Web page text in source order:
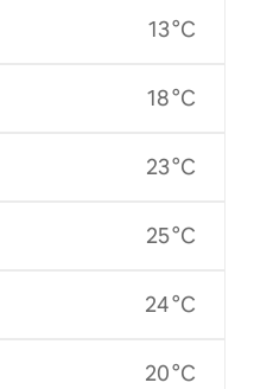
13 °C
18 °C
23 °C
25 °C
24 °C
20 °C